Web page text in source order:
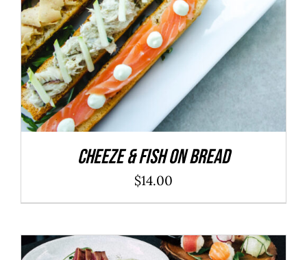
Cheeze & Fish On Bread
$14.00